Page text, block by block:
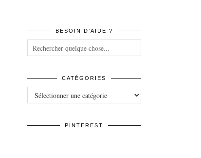
BESOIN D’AIDE ?
CATÉGORIES
Catégories
PINTEREST